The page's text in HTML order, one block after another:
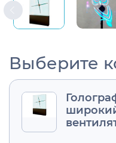
Выберите